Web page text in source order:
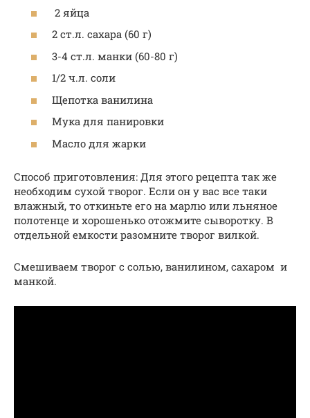
2 яйца
2 ст.л. сахара (60 г)
3-4 ст.л. манки (60-80 г)
1/2 ч.л. соли
Щепотка ванилина
Мука для панировки
Масло для жарки
Способ приготовления: Для этого рецепта так же
необходим сухой творог. Если он у вас все таки
влажный, то откиньте его на марлю или льняное
полотенце и хорошенько отожмите сыворотку. В
отдельной емкости разомните творог вилкой.
Смешиваем творог с солью, ванилином, сахаром и
манкой.